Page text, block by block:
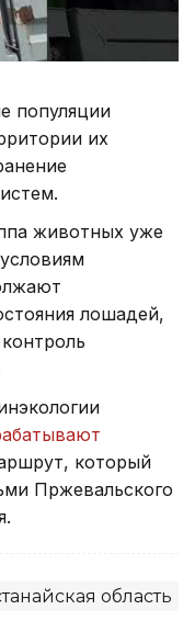
популяции
их
животных уже
лошадей,
который
Пржевальского
область